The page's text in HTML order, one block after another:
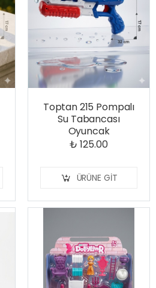
Toptan 215 Pompalı
Su Tabancası
Oyuncak
₺ 125.00
ÜRÜNE GIT